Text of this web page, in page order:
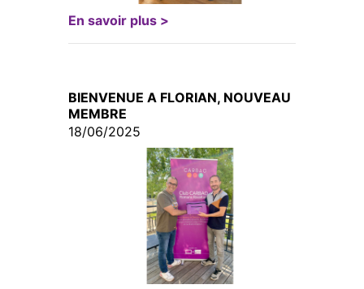
En savoir plus >
BIENVENUE A FLORIAN, NOUVEAU
MEMBRE
18/06/2025